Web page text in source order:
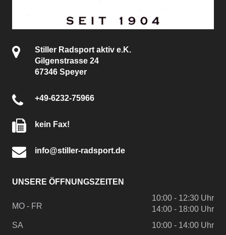
Stiller Radsport aktiv e.K.
Gilgenstrasse 24
67346 Speyer
+49-6232-75966
kein Fax!
info@stiller-radsport.de
UNSERE ÖFFNUNGSZEITEN
MO - FR
10:00 - 12:30 Uhr
14:00 - 18:00 Uhr
SA
10:00 - 14:00 Uhr